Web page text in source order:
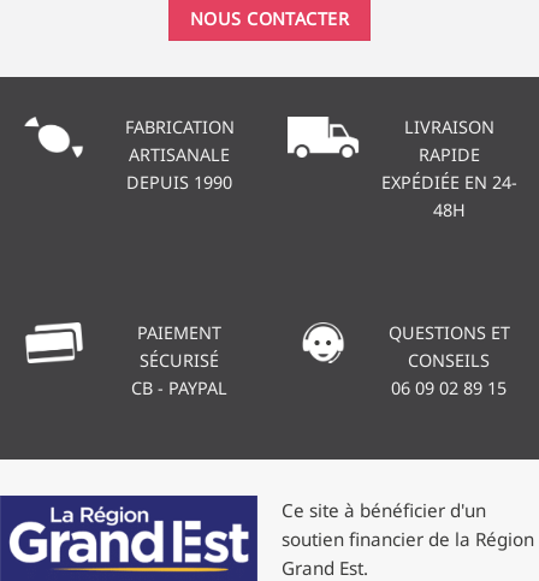
NOUS CONTACTER
FABRICATION
ARTISANALE
DEPUIS 1990
LIVRAISON
RAPIDE
EXPÉDIÉE EN 24-
48H
PAIEMENT
SÉCURISÉ
CB - PAYPAL
QUESTIONS ET
CONSEILS
06 09 02 89 15
Ce site à bénéficier d'un
soutien financier de la Région
Grand Est.